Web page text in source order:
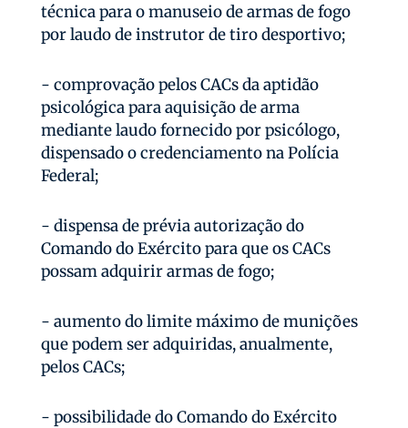
técnica para o manuseio de armas de fogo
por laudo de instrutor de tiro desportivo;
- comprovação pelos CACs da aptidão
psicológica para aquisição de arma
mediante laudo fornecido por psicólogo,
dispensado o credenciamento na Polícia
Federal;
- dispensa de prévia autorização do
Comando do Exército para que os CACs
possam adquirir armas de fogo;
- aumento do limite máximo de munições
que podem ser adquiridas, anualmente,
pelos CACs;
- possibilidade do Comando do Exército